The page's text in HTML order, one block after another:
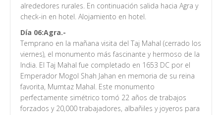
alrededores rurales. En continuación salida hacia Agra y
check-in en hotel. Alojamiento en hotel.
Día 06:Agra.-
Temprano en la mañana visita del Taj Mahal (cerrado los
viernes), el monumento más fascinante y hermoso de la
India. El Taj Mahal fue completado en 1653 DC por el
Emperador Mogol Shah Jahan en memoria de su reina
favorita, Mumtaz Mahal. Este monumento
perfectamente simétrico tomó 22 años de trabajos
forzados y 20,000 trabajadores, albañiles y joyeros para